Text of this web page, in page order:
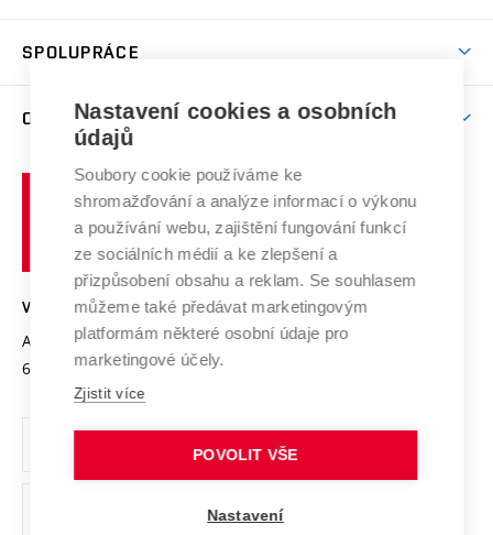
Brno
Celoživotní vzdělávání
E-přihláška
Harmonogram akademického roku
Závěrečné práce
Doktorské studium
Zpracování osobních údajů studentů
Sociální bezpečí
Studium bez bariér
Podpora podnikání
Mezinárodní vědecká rada
Systém zajišťování kvality výzkumu
Výzkumné infrastruktury
Transfer znalostí
Open Science
Projekty
Projekty ze strukturálních fondů
Specifický výzkum
SPOLUPRÁCE
Zahraniční spolupráce
Spolupráce se školami
Služby univerzity
Mezinárodní dohody
Univerzitní sítě
O UNIVERZITĚ
Profil univerzity
Udržitelná univerzita
Podnikavá univerzita / ContriBUTe
Bezpečná univerzita
Vyznamenání
Organizační struktura
Ochrana osobních údajů
odkaz)
učení
technické
VYSOKÉ UČENÍ TECHNICKÉ V BRNĚ
Antonínská 548/1
602 00 Brno
www.vut.cz
vut@vutbr.cz
Nastavení cookies a osobních
údajů
Soubory cookie používáme ke
shromažďování a analýze informací o výkonu
a používání webu, zajištění fungování funkcí
ze sociálních médií a ke zlepšení a
přizpůsobení obsahu a reklam. Se souhlasem
můžeme také předávat marketingovým
platformám některé osobní údaje pro
marketingové účely.
Zjistit více
POVOLIT VŠE
Nastavení